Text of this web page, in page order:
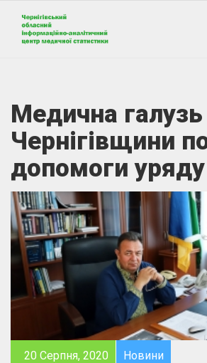
Медична галузь
Чернігівщини
допомоги уряду
20 Серпня, 2020 Новини